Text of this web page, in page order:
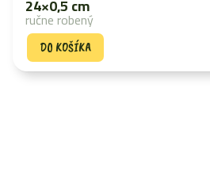
24×0,5 cm
ručne robený
DO KOŠÍKA